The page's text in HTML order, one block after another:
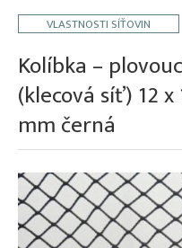
O firmě
Kontakt
VLASTNOSTI SÍŤOVIN
Kolíbka –
(klecová síť) 12 x
mm černá